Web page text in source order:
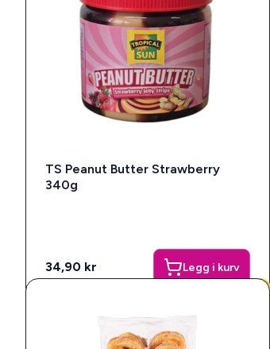
TS Peanut Butter Strawberry
340g
34,90 kr Legg i kurv